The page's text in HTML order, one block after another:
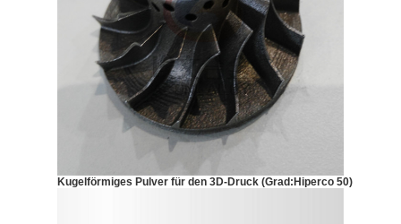
Kugelförmiges Pulver für den 3D-Druck (Grad:Hiperco 50)